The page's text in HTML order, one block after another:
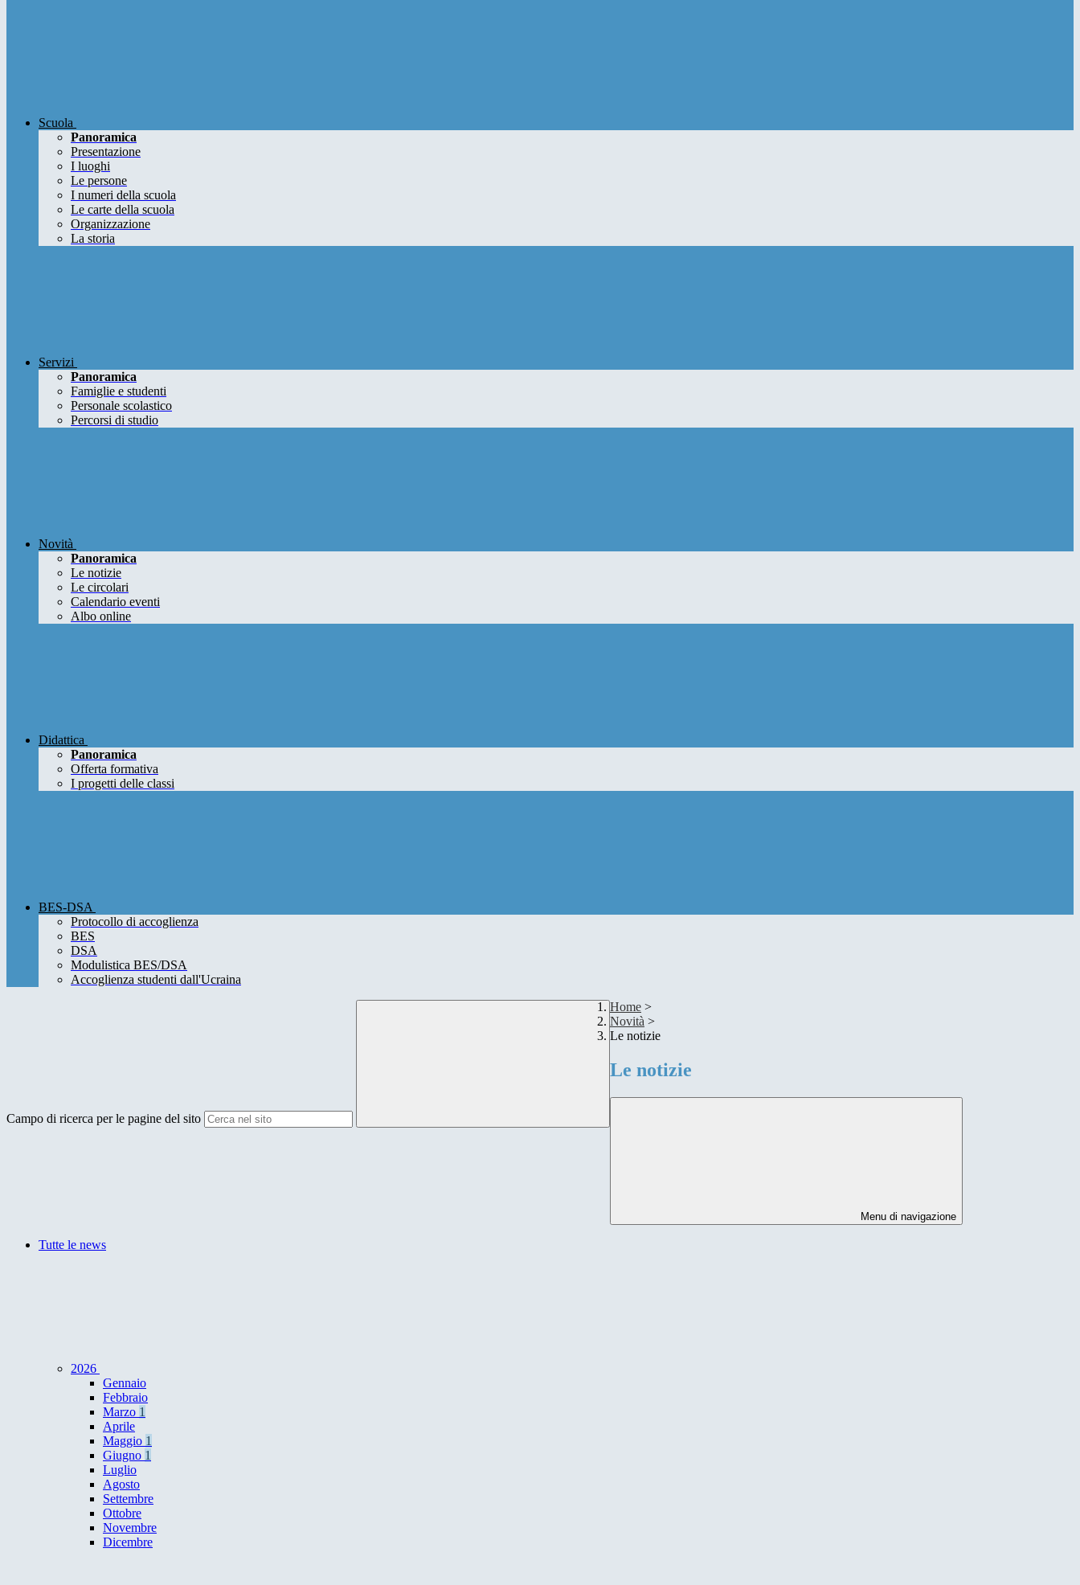
Scuola
Panoramica
Presentazione
I luoghi
Le persone
I numeri della scuola
Le carte della scuola
Organizzazione
La storia
Servizi
Panoramica
Famiglie e studenti
Personale scolastico
Percorsi di studio
Novità
Panoramica
Le notizie
Le circolari
Calendario eventi
Albo online
Didattica
Panoramica
Offerta formativa
I progetti delle classi
BES-DSA
Protocollo di accoglienza
BES
DSA
Modulistica BES/DSA
Accoglienza studenti dall'Ucraina
Campo di ricerca per le pagine del sito
Home >
Novità >
Le notizie
Le notizie
Menu di navigazione
Tutte le news
2026
Gennaio
Febbraio
Marzo 1
Aprile
Maggio 1
Giugno 1
Luglio
Agosto
Settembre
Ottobre
Novembre
Dicembre